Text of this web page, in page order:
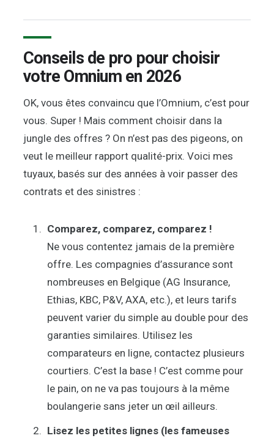
Conseils de pro pour choisir
votre Omnium en 2026
OK, vous êtes convaincu que l’Omnium, c’est pour
vous. Super ! Mais comment choisir dans la
jungle des offres ? On n’est pas des pigeons, on
veut le meilleur rapport qualité-prix. Voici mes
tuyaux, basés sur des années à voir passer des
contrats et des sinistres :
Comparez, comparez, comparez !
Ne vous contentez jamais de la première
offre. Les compagnies d’assurance sont
nombreuses en Belgique (AG Insurance,
Ethias, KBC, P&V, AXA, etc.), et leurs tarifs
peuvent varier du simple au double pour des
garanties similaires. Utilisez les
comparateurs en ligne, contactez plusieurs
courtiers. C’est la base ! C’est comme pour
le pain, on ne va pas toujours à la même
boulangerie sans jeter un œil ailleurs.
Lisez les petites lignes (les fameuses